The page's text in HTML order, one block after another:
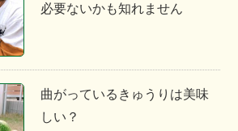
必要ないかも知れません
曲がっているきゅうりは美味
しい？